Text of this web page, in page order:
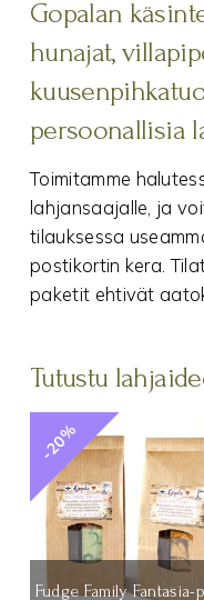
Gopalan
hunajat,
persoonallisia
Toimitamme
lahjansaajalle, ja
tilauksessa
postikortin kera.
paketit ehtivät
Tutustu
-20%
Fudge Family Fantasia-